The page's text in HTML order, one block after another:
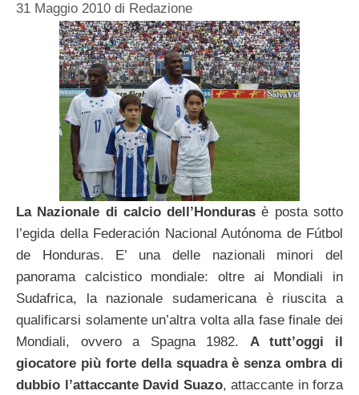
31 Maggio 2010 di Redazione
La Nazionale di calcio dell’Hondurasè posta sotto
l’egida della Federación Nacional Autónoma de Fútbol
de Honduras. E’ una delle nazionali minori del
panorama calcistico mondiale: oltre ai Mondiali in
Sudafrica, la nazionale sudamericana è riuscita a
qualificarsi solamente un’altra volta alla fase finale dei
Mondiali, ovvero a Spagna 1982. A tutt’oggi il
giocatore più forte della squadra è senza ombra di
dubbio l’attaccante David Suazo, attaccante in forza